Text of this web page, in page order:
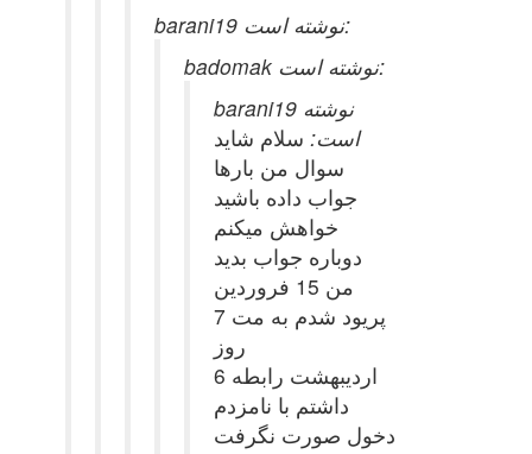
barani19 نوشته است:
badomak نوشته است:
barani19 نوشته
است: سلام شاید
سوال من بارها
جواب داده باشید
خواهش میکنم
دوباره جواب بدید
من 15 فروردین
پریود شدم به مت 7
روز
6 اردیبهشت رابطه
داشتم با نامزدم
دخول صورت نگرفت